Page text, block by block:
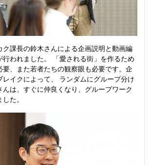
ク課長の鈴木さんによる企画説明と動画編
行われました。 「愛される街」を作るため
要、また若者たちの観察眼も必要です。企
レイクによって、 ランダムにグループ分け
んは、すぐに仲良くなり、グループワーク
た。